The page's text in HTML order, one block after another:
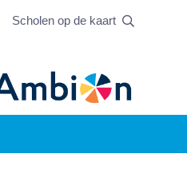
Scholen op de kaart